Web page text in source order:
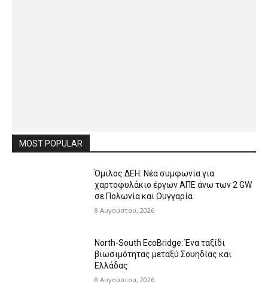
MOST POPULAR
Όμιλος ΔΕΗ: Νέα συμφωνία για
χαρτοφυλάκιο έργων ΑΠΕ άνω των 2 GW
σε Πολωνία και Ουγγαρία
8 Αυγούστου, 2026
North-South EcoBridge: Ένα ταξίδι
βιωσιμότητας μεταξύ Σουηδίας και
Ελλάδας
8 Αυγούστου, 2026